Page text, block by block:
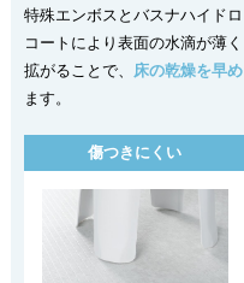
特殊エンボスとバスナハイドロ
コートにより表面の水滴が薄く
拡がることで、 床の乾燥を早め
ます。
傷つきにくい